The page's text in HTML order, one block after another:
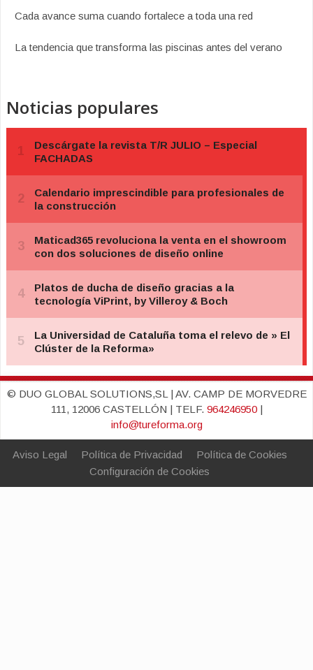
Cada avance suma cuando fortalece a toda una red
La tendencia que transforma las piscinas antes del verano
Noticias populares
© DUO GLOBAL SOLUTIONS,SL | AV. CAMP DE MORVEDRE
111, 12006 CASTELLÓN | TELF. 964246950|
info@tureforma.org
Aviso Legal Política de Privacidad
Política de Cookies
Configuración de Cookies